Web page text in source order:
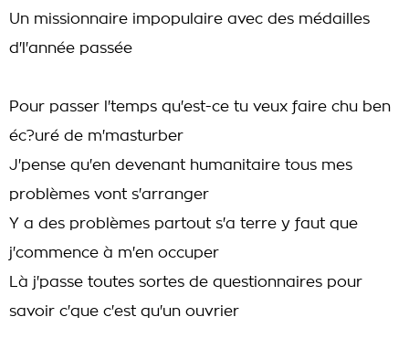
Un missionnaire impopulaire avec des médailles
d'l'année passée
Pour passer l'temps qu'est-ce tu veux faire chu ben
éc?uré de m'masturber
J'pense qu'en devenant humanitaire tous mes
problèmes vont s'arranger
Y a des problèmes partout s'a terre y faut que
j'commence à m'en occuper
Là j'passe toutes sortes de questionnaires pour
savoir c'que c'est qu'un ouvrier